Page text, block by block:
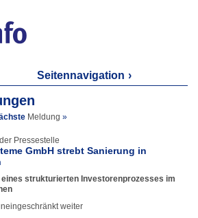
Seitennavigation
Meldung »
Pressestelle
GmbH strebt Sanierung in
eines strukturierten Investorenprozesses im
weiter